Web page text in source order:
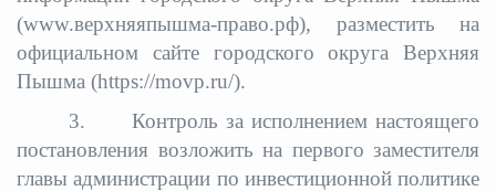
(www.верхняяпышма-право.рф), разместить на
официальном сайте городского округа Верхняя
Пышма (https://movp.ru/).
3. Контроль за исполнением настоящего
постановления возложить на первого заместителя
главы администрации по инвестиционной политике